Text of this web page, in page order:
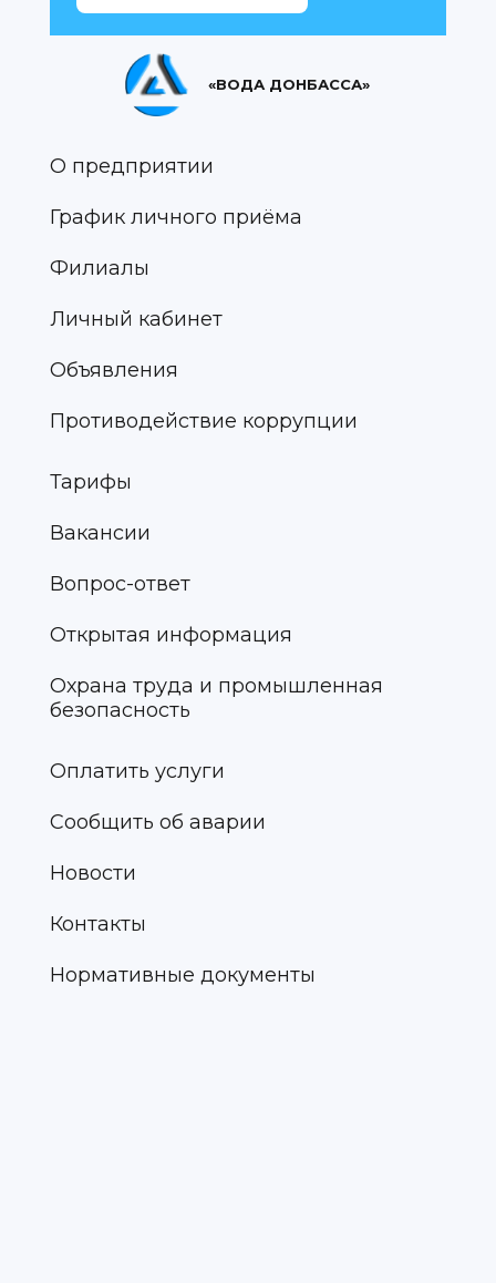
«ВОДА ДОНБАССА»
О предприятии
График личного приёма
Филиалы
Личный кабинет
Объявления
Противодействие коррупции
Тарифы
Вакансии
Вопрос-ответ
Открытая информация
Охрана труда и промышленная
безопасность
Оплатить услуги
Сообщить об аварии
Новости
Контакты
Нормативные документы